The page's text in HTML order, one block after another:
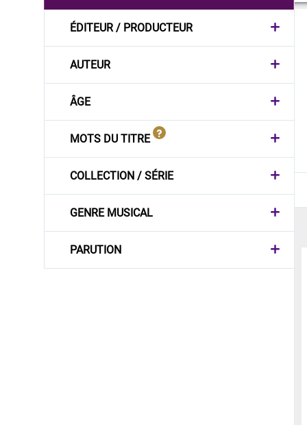
ÉDITEUR / PRODUCTEUR
AUTEUR
ÂGE
MOTS DU TITRE
COLLECTION / SÉRIE
GENRE MUSICAL
PARUTION